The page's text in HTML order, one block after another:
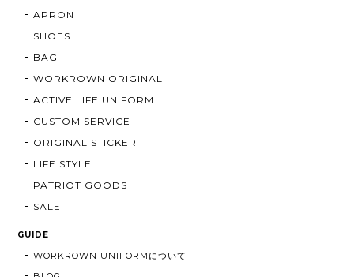
APRON
SHOES
BAG
WORKROWN ORIGINAL
ACTIVE LIFE UNIFORM
CUSTOM SERVICE
ORIGINAL STICKER
LIFE STYLE
PATRIOT GOODS
SALE
GUIDE
WORKROWN UNIFORMについて